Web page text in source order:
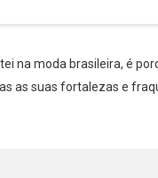
na moda brasileira, é
as suas fortalezas e